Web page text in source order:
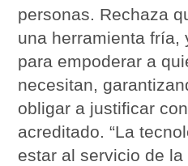
personas. Rechaza
una herramienta fría,
para empoderar a
necesitan,
obligar a justificar
acreditado. “La
estar al servicio de